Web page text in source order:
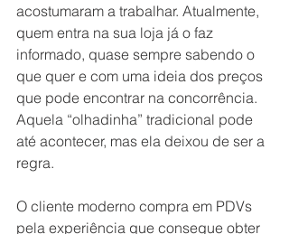
acostumaram a trabalhar. Atualmente,
quem entra na sua loja já o faz
informado, quase sempre sabendo o
que quer e com uma ideia dos preços
que pode encontrar na concorrência.
Aquela “olhadinha” tradicional pode
até acontecer, mas ela deixou de ser a
regra.
O cliente moderno compra em PDVs
pela experiência que consegue obter